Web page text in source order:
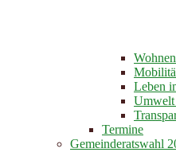
Leben
Termine
Gemeinderatswahl